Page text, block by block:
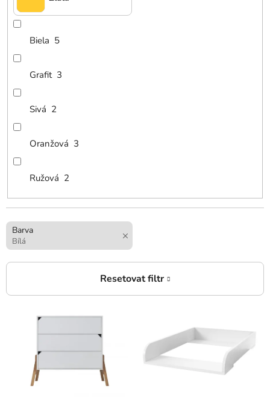
Biela 5
Grafit 3
Sivá 2
Oranžová 3
Ružová 2
Barva
Bílá